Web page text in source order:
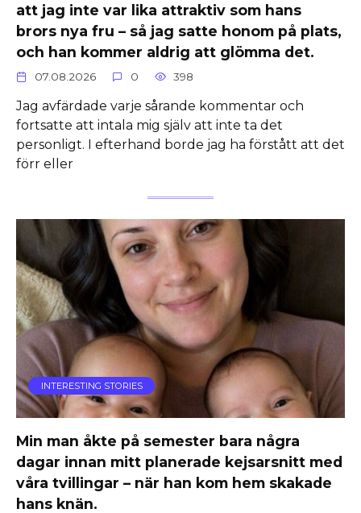
att jag inte var lika attraktiv som hans
brors nya fru – så jag satte honom på plats,
och han kommer aldrig att glömma det.
07.08.2026 0 398
Jag avfärdade varje sårande kommentar och
fortsatte att intala mig själv att inte ta det
personligt. I efterhand borde jag ha förstått att det
förr eller
INTERESTING STORIES
Min man åkte på semester bara några
dagar innan mitt planerade kejsarsnitt med
våra tvillingar – när han kom hem skakade
hans knän.